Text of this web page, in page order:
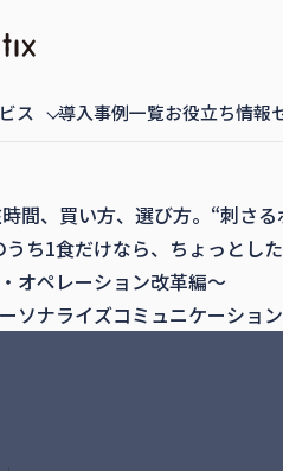
ス 導入事例一覧お役立ち情報
、買い方、選び方。“刺さる
1食だけなら、ちょっとした
オペレーション改革編～
ソナライズコミュニケーショ